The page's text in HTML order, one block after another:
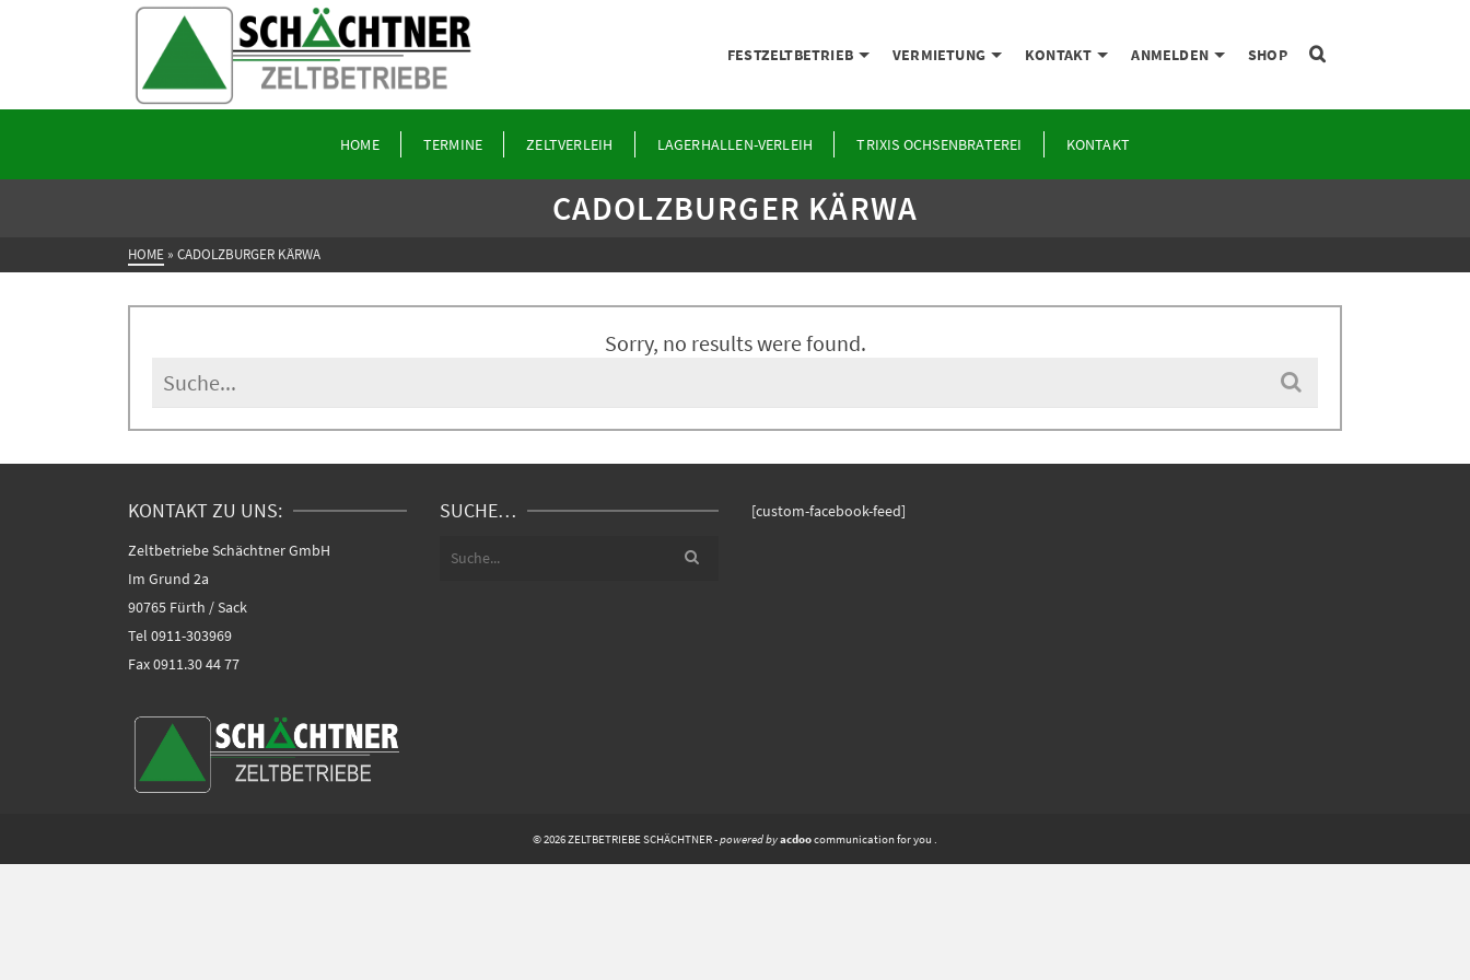
FESTZELTBETRIEB VERMIETUNG KONTAKT ANMELDEN SHOP
HOME TERMINE ZELTVERLEIH LAGERHALLEN-VERLEIH TRIXIS OCHSENBRATEREI KONTAKT
CADOLZBURGER KÄRWA
HOME » CADOLZBURGER KÄRWA
Sorry, no results were found.
Search
for:
KONTAKT ZU UNS:
Zeltbetriebe Schächtner GmbH
Im Grund 2a
90765 Fürth / Sack
Tel 0911-303969
Fax 0911.30 44 77
SUCHE…
Search
[custom-facebook-feed]
© 2026 ZELTBETRIEBE SCHÄCHTNER -powered byacdoocommunication for you .